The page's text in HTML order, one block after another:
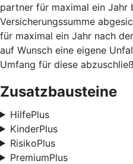
partner für maximal ein Jahr
Versicherungssumme
für maximal ein Jahr nach
auf Wunsch eine eigene
Umfang für diese
Zusatzbausteine
HilfePlus
KinderPlus
RisikoPlus
PremiumPlus